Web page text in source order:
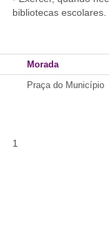
bibliotecas escolares.
Morada
Praça do Município
1